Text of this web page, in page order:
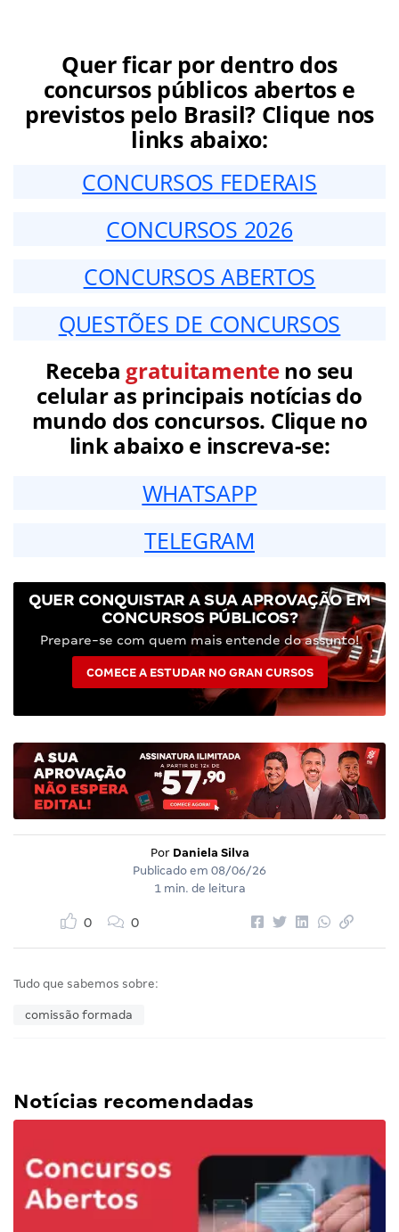
Quer ficar por dentro dos
concursos públicos abertos e
previstos pelo Brasil? Clique nos
links abaixo:
CONCURSOS FEDERAIS
CONCURSOS 2026
CONCURSOS ABERTOS
QUESTÕES DE CONCURSOS
Receba gratuitamenteno seu
celular as principais notícias do
mundo dos concursos. Clique no
link abaixo e inscreva-se:
WHATSAPP
TELEGRAM
QUER CONQUISTAR A SUA APROVAÇÃO EM
CONCURSOS PÚBLICOS?
Prepare-se com quem mais entende do assunto!
COMECE A ESTUDAR NO GRAN CURSOS
Por Daniela Silva
Publicado em 08/06/26
1 min. de leitura
0 0
Tudo que sabemos sobre:
comissão formada
Notícias recomendadas